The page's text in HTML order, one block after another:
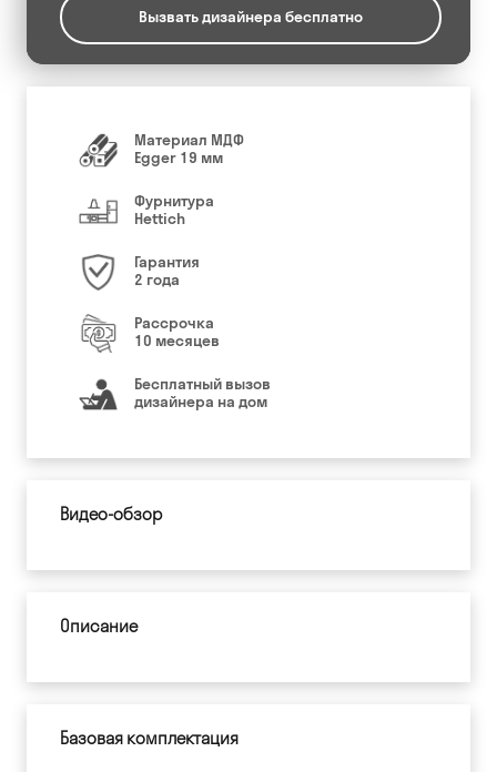
Вызвать дизайнера бесплатно
Материал МДФ
Egger 19 мм
Фурнитура
Hettich
Гарантия
2 года
Рассрочка
10 месяцев
Бесплатный вызов
дизайнера на дом
Видео-обзор
Описание
Базовая комплектация